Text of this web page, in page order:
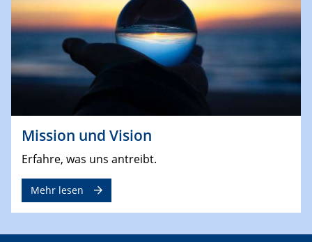
Mission und Vision
Erfahre, was uns antreibt.
Mehr lesen